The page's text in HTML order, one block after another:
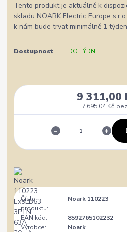
Tento produkt je aktuálně k
skladu NOARK Electric Europe
k nám bude trvat minimálně 1
Dostupnost DO TÝDNE
9 311,00
7 695,04 Kč
Číslo
produktu:
Noark 110223
EAN kód:
8592765102232
Výrobce:
Noark